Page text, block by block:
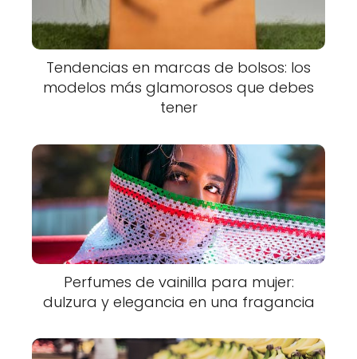
Tendencias en marcas de bolsos: los
modelos más glamorosos que debes
tener
Perfumes de vainilla para mujer:
dulzura y elegancia en una fragancia